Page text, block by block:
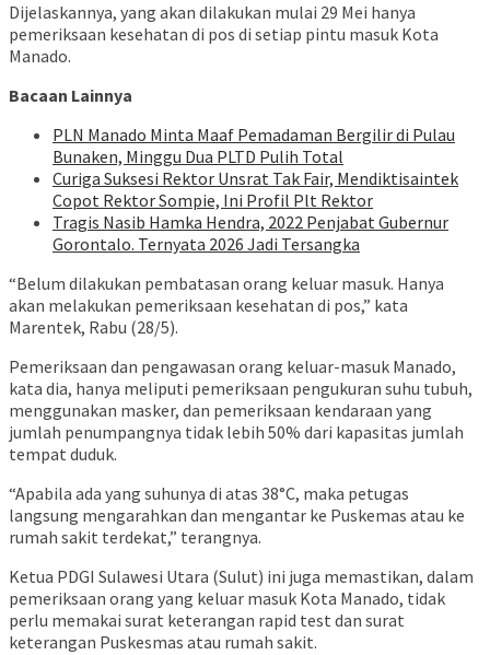
Dijelaskannya, yang akan dilakukan mulai 29 Mei hanya
pemeriksaan kesehatan di pos di setiap pintu masuk Kota
Manado.
Bacaan Lainnya
PLN Manado Minta Maaf Pemadaman Bergilir di Pulau
Bunaken, Minggu Dua PLTD Pulih Total
Curiga Suksesi Rektor Unsrat Tak Fair, Mendiktisaintek
Copot Rektor Sompie, Ini Profil Plt Rektor
Tragis Nasib Hamka Hendra, 2022 Penjabat Gubernur
Gorontalo. Ternyata 2026 Jadi Tersangka
“Belum dilakukan pembatasan orang keluar masuk. Hanya
akan melakukan pemeriksaan kesehatan di pos,” kata
Marentek, Rabu (28/5).
Pemeriksaan dan pengawasan orang keluar-masuk Manado,
kata dia, hanya meliputi pemeriksaan pengukuran suhu tubuh,
menggunakan masker, dan pemeriksaan kendaraan yang
jumlah penumpangnya tidak lebih 50% dari kapasitas jumlah
tempat duduk.
“Apabila ada yang suhunya di atas 38°C, maka petugas
langsung mengarahkan dan mengantar ke Puskemas atau ke
rumah sakit terdekat,” terangnya.
Ketua PDGI Sulawesi Utara (Sulut) ini juga memastikan, dalam
pemeriksaan orang yang keluar masuk Kota Manado, tidak
perlu memakai surat keterangan rapid test dan surat
keterangan Puskesmas atau rumah sakit.